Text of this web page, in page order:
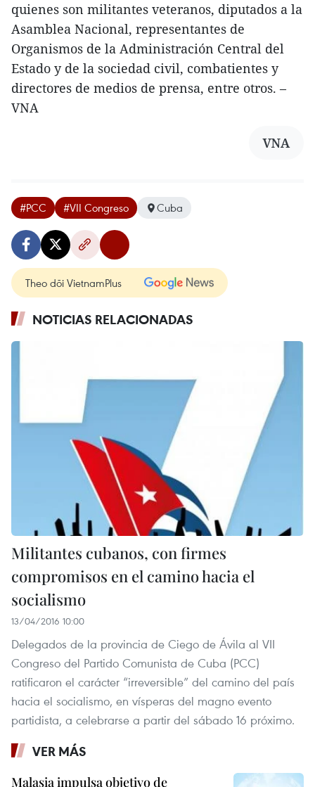
quienes son militantes veteranos, diputados a la
Asamblea Nacional, representantes de
Organismos de la Administración Central del
Estado y de la sociedad civil, combatientes y
directores de medios de prensa, entre otros. –
VNA
VNA
#PCC #VII Congreso Cuba
Theo dõi VietnamPlus
NOTICIAS RELACIONADAS
Militantes cubanos, con firmes
compromisos en el camino hacia el
socialismo
13/04/2016 10:00
Delegados de la provincia de Ciego de Ávila al VII
Congreso del Partido Comunista de Cuba (PCC)
ratificaron el carácter “irreversible” del camino del país
hacia el socialismo, en vísperas del magno evento
partidista, a celebrarse a partir del sábado 16 próximo.
VER MÁS
Malasia impulsa objetivo de